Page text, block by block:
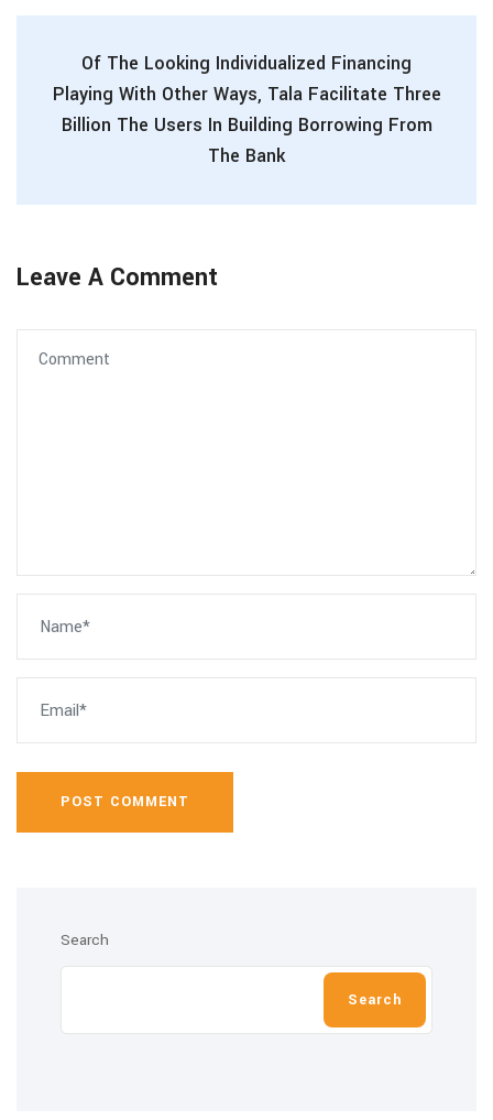
Of The Looking Individualized Financing
Playing With Other Ways, Tala Facilitate Three
Billion The Users In Building Borrowing From
The Bank
Leave A Comment
POST COMMENT
Search
Search